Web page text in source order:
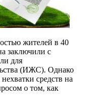
жителей в 40
заключили с
для
(ИЖС). Однако
средств на
о том, как